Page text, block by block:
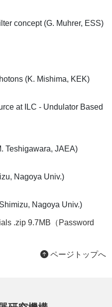
concept (G. Muhrer, ESS)
(K. Mishima, KEK)
at ILC - Undulator Based
Teshigawara, JAEA)
Nagoya Univ.)
Nagoya Univ.)
.zip 9.7MB （ Password
ページトップへ